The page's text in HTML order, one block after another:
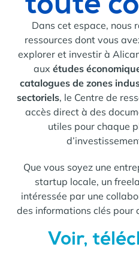
toute
Dans cet espace, nous
ressources dont vous
explorer et investir à
aux études
catalogues de zones
sectoriels, le Centre de
accès direct à des
utiles pour chaque
Que vous soyez une
startup locale, un
intéressée par une
des informations clés pour
Voir,